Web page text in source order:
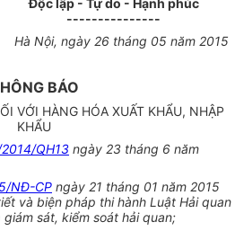
Độc lập - Tự do - Hạnh phúc
---------------
Hà Nội, ngày 26 tháng 05 năm 2015
BÁO
VỚI HÀNG HÓA XUẤT KHẨU, NHẬP
KHẨU
QH13 ngày 23 tháng 6 năm
NĐ-CP ngày 21 tháng 01 năm 2015
và biện pháp thi hành Luật Hải quan
sát, kiểm soát hải quan;